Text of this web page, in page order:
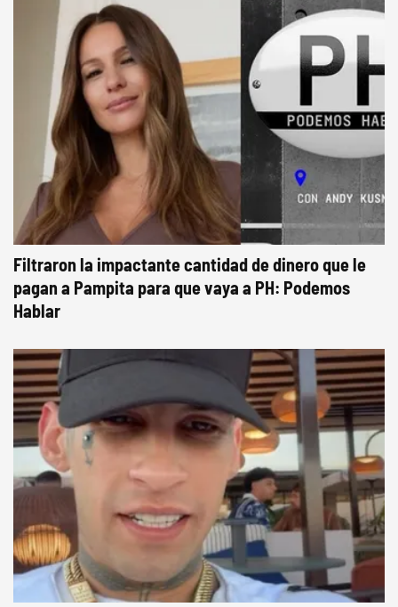
Filtraron la impactante cantidad de dinero que le
pagan a Pampita para que vaya a PH: Podemos
Hablar